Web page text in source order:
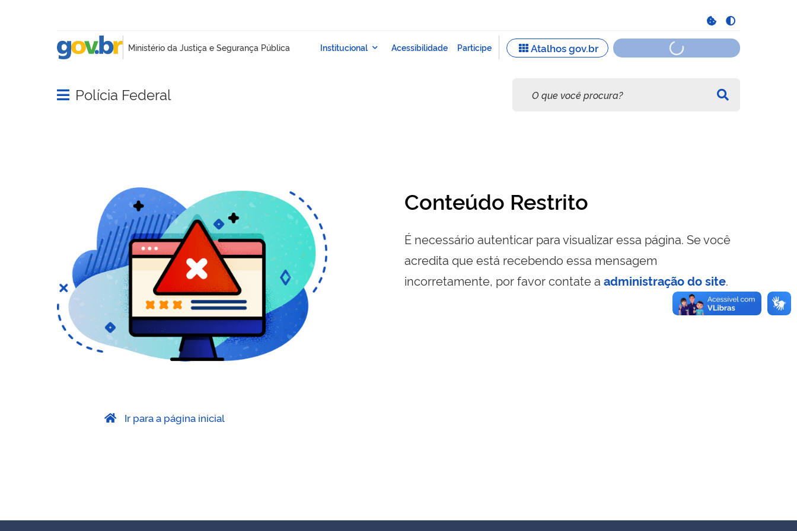
Abrir menu principal de navegação
Polícia Federal
Conteúdo Restrito
É necessário autenticar para visualizar essa página. Se você
acredita que está recebendo essa mensagem
incorretamente, por favor contate a administração do site.
Ir para a página inicial